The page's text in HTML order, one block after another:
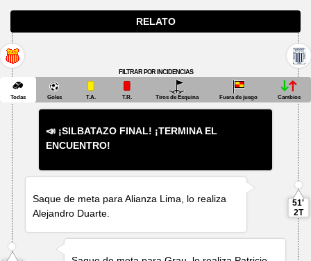
RELATO
FILTRAR POR INCIDENCIAS
Todas Goles T.A. T.R. Tiros de Esquina Fuera de juego Cambios
📣 ¡SILBATAZO FINAL! ¡TERMINA EL
ENCUENTRO!
Saque de meta para Alianza Lima, lo realiza
Alejandro Duarte
51'
2T